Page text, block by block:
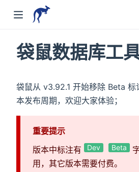
袋鼠数据库工
袋鼠从 v3.92.1 开始移除 Beta 标
本发布周期，欢迎大家体验；
重要提示
版本中标注有
Dev Beta
用，其它版本需要付费。